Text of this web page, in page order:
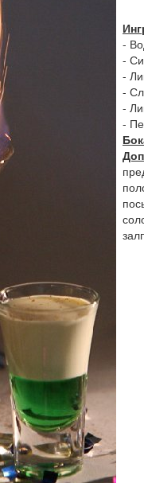
-
-
-
-
-
-